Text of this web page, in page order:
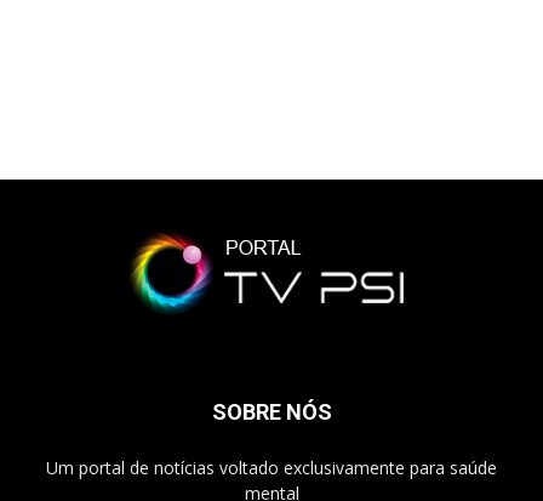
SOBRE NÓS
Um portal de notícias voltado exclusivamente para saúde
mental